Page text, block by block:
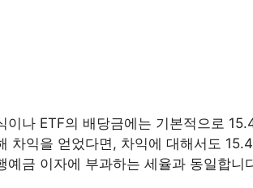
이나 ETF의 배당금에는 기본적으로
차익을 얻었다면, 차익에 대해서도
예금 이자에 부과하는 세율과 동일합니